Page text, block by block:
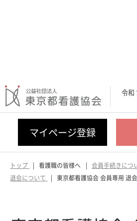
令和
マイページ登録
トップ 看護職の皆様へ
会員手続きに
退会について
東京都看護協会 会員専用 退